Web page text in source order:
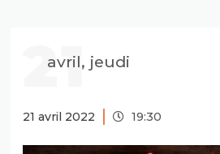
21
avril, jeudi
21 avril 2022 19:30